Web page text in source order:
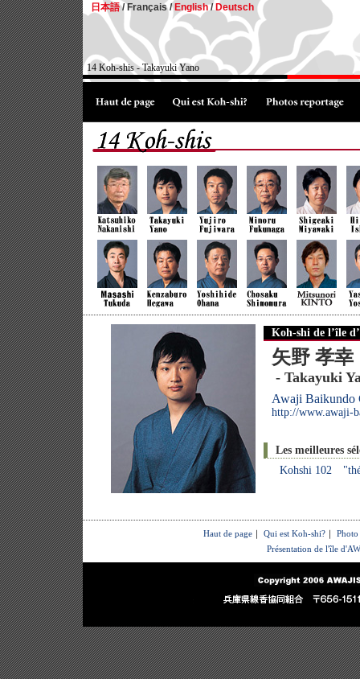
日本語/Français / English/ Deutsch
14 Koh-shis - Takayuki Yano
Koh-shi de l’île
矢野 孝幸
- Takayuki
Awaji Baikundo
http://www.awaji-
Les meilleures
Kohshi 102
Haut de page｜ Qui est Koh-shi?｜ Photo
Présentation de l'île